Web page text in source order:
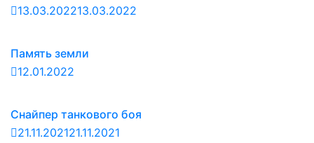
13.03.202213.03.2022
Память земли
12.01.2022
Снайпер танкового боя
21.11.202121.11.2021